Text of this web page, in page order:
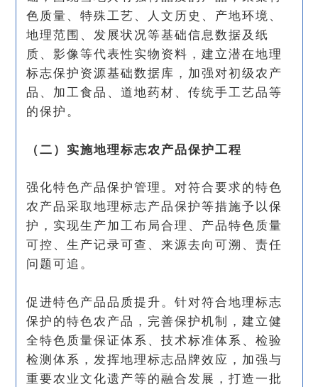
色质量、特殊工艺、人文历史、产地环境、
地理范围、发展状况等基础信息数据及纸
质、影像等代表性实物资料，建立潜在地理
标志保护资源基础数据库，加强对初级农产
品、加工食品、道地药材、传统手工艺品等
的保护。
（二）实施地理标志农产品保护工程
强化特色产品保护管理。对符合要求的特色
农产品采取地理标志产品保护等措施予以保
护，实现生产加工布局合理、产品特色质量
可控、生产记录可查、来源去向可溯、责任
问题可追。
促进特色产品品质提升。针对符合地理标志
保护的特色农产品，完善保护机制，建立健
全特色质量保证体系、技术标准体系、检验
检测体系，发挥地理标志品牌效应，加强与
重要农业文化遗产等的融合发展，打造一批